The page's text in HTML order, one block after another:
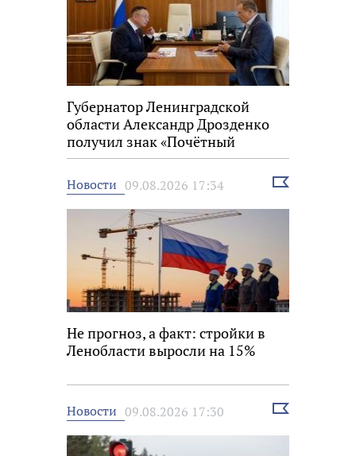
Губернатор Ленинградской
области Александр Дрозденко
получил знак «Почётный
строитель России»
Новости 09.08.2026 17:34
Выбрать
Не прогноз, а факт: стройки в
Ленобласти выросли на 15%
Новости 09.08.2026 17:30
Выбрать